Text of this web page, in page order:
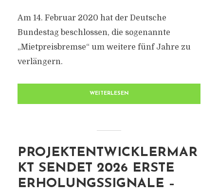
Am 14. Februar 2020 hat der Deutsche
Bundestag beschlossen, die sogenannte
„Mietpreisbremse“ um weitere fünf Jahre zu
verlängern.
WEITERLESEN
PROJEKTENTWICKLERMAR
KT SENDET 2026 ERSTE
ERHOLUNGSSIGNALE –